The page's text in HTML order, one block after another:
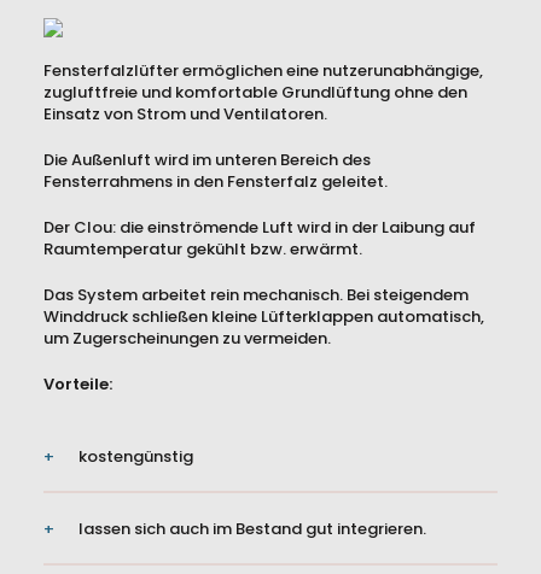
Fensterfalzlüfter ermöglichen eine nutzerunabhängige,
zugluftfreie und komfortable Grundlüftung ohne den
Einsatz von Strom und Ventilatoren.
Die Außenluft wird im unteren Bereich des
Fensterrahmens in den Fensterfalz geleitet.
Der Clou: die einströmende Luft wird in der Laibung auf
Raumtemperatur gekühlt bzw. erwärmt.
Das System arbeitet rein mechanisch. Bei steigendem
Winddruck schließen kleine Lüfterklappen automatisch,
um Zugerscheinungen zu vermeiden.
Vorteile:
kostengünstig
lassen sich auch im Bestand gut integrieren.